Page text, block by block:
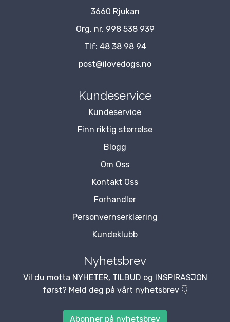
3660 Rjukan
Org. nr. 998 538 939
Tlf: 48 38 98 94
post@ilovedogs.no
Kundeservice
Kundeservice
Finn riktig størrelse
Blogg
Om Oss
Kontakt Oss
Forhandler
Personvernserklæring
Kundeklubb
Nyhetsbrev
Vil du motta NYHETER, TILBUD og INSPIRASJON
først? Meld deg på vårt nyhetsbrev 👇
Abonner på nyhetsbrev